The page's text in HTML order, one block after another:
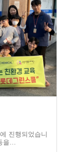
진행되었습니
을…